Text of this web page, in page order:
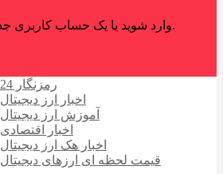
وارد شوید یا یک حساب کاربری جدید ایجاد کنید.
رمزنگار 24
اخبار ارز دیجیتال
آموزش ارز دیجیتال
اخبار اقتصادی
اخبار هک ارز دیجیتال
قیمت لحظه ای ارزهای دیجیتال